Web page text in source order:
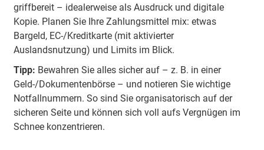
griffbereit – idealerweise als Ausdruck und digitale
Kopie. Planen Sie Ihre Zahlungsmittel mix: etwas
Bargeld, EC-/Kreditkarte (mit aktivierter
Auslandsnutzung) und Limits im Blick.
Tipp: Bewahren Sie alles sicher auf – z. B. in einer
Geld-/Dokumentenbörse – und notieren Sie wichtige
Notfallnummern. So sind Sie organisatorisch auf der
sicheren Seite und können sich voll aufs Vergnügen im
Schnee konzentrieren.